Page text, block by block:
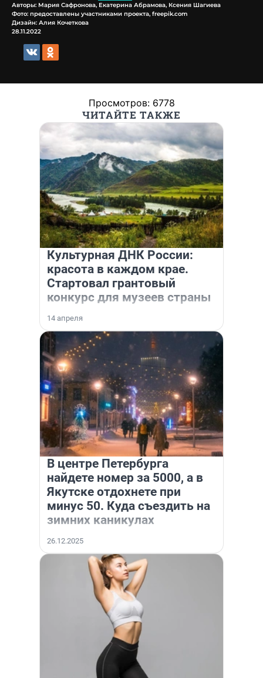
Авторы: Мария Сафронова, Екатерина Абрамова, Ксения Шагиева
Фото: предоставлены участниками проекта, freepik.com
Дизайн: Алия Кочеткова
28.11.2022
Просмотров: 6778
ЧИТАЙТЕ ТАКЖЕ
Культурная ДНК России:
красота в каждом крае.
Стартовал грантовый
конкурс для музеев страны
14 апреля
В центре Петербурга
найдете номер за 5000, а в
Якутске отдохнете при
минус 50. Куда съездить на
зимних каникулах
26.12.2025